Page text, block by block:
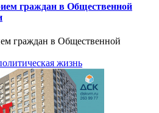
граждан в Общественной
граждан в Общественной
жизнь